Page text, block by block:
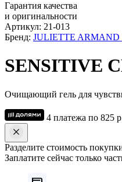
Гарантия качества
и оригинальности
Артикул: 21-013
Бренд: JULIETTE ARMAND
SENSITIVE
Очищающий гель для
4 платежа по 825
Разделите стоимость
Заплатите сейчас только